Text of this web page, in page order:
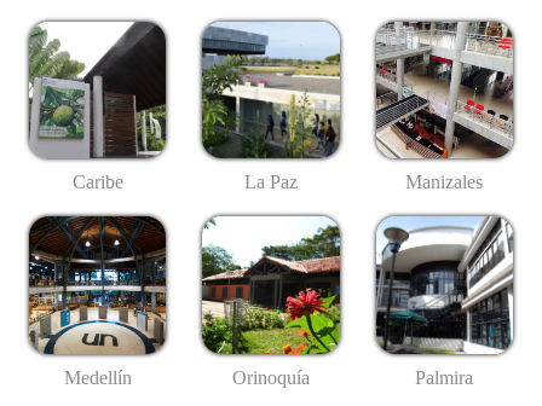
Caribe La Paz Manizales
Medellín Orinoquía Palmira